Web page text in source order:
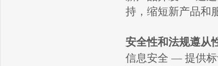
持，缩短新产品和
安全性和法规遵从
信息安全 — 提供标